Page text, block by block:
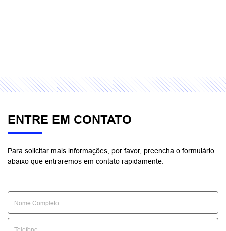
ENTRE EM CONTATO
Para solicitar mais informações, por favor, preencha o formulário
abaixo que entraremos em contato rapidamente.